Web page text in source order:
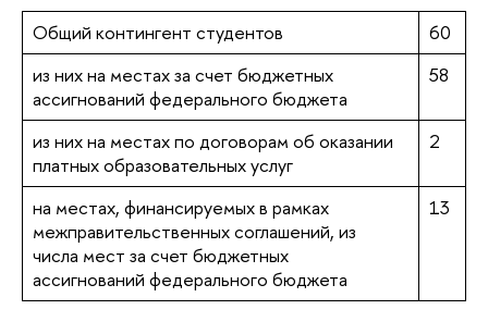
Общий контингент студентов
60
из них на местах за счет бюджетных
ассигнований федерального бюджета
58
из них на местах по договорам об оказании
платных образовательных услуг
2
на местах, финансируемых в рамках
межправительственных соглашений, из
числа мест за счет бюджетных
ассигнований федерального бюджета
13